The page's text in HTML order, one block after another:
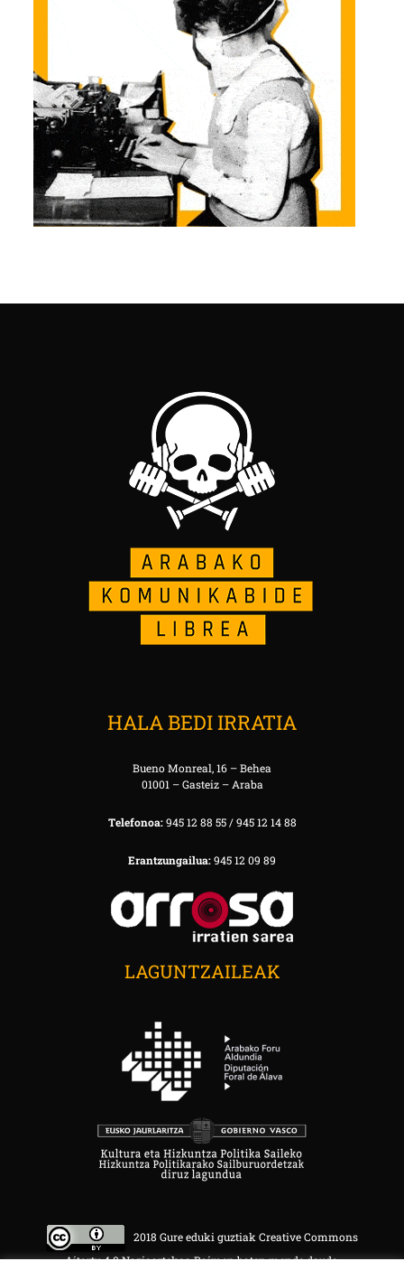
HALA BEDI IRRATIA
Bueno Monreal, 16 – Behea
01001 – Gasteiz – Araba
Telefonoa:945 12 88 55 / 945 12 14 88
Erantzungailua:945 12 09 89
LAGUNTZAILEAK
2018 Gure eduki guztiak Creative Commons